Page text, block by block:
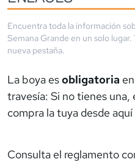
Encuentra toda la información
Semana Grande en un solo lugar.
nueva pestaña.
La boya esobligatoria
travesía: Si no tienes una,
compra la tuya desde aquí
Consulta el reglamento